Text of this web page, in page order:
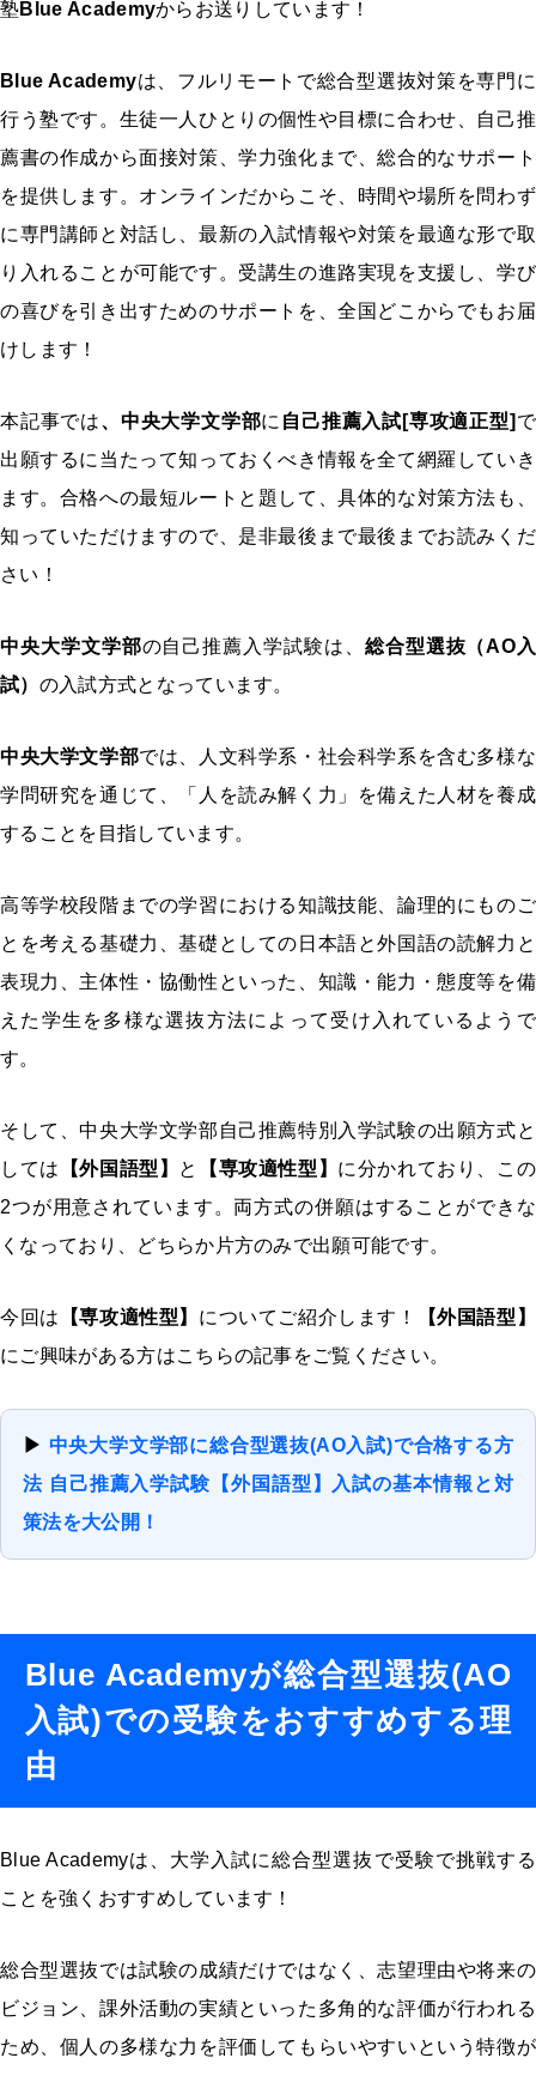
塾Blue Academyからお送りしています！
Blue Academyは、フルリモートで総合型選抜対策を専門に
行う塾です。生徒一人ひとりの個性や目標に合わせ、自己推
薦書の作成から面接対策、学力強化まで、総合的なサポート
を提供します。オンラインだからこそ、時間や場所を問わず
に専門講師と対話し、最新の入試情報や対策を最適な形で取
り入れることが可能です。受講生の進路実現を支援し、学び
の喜びを引き出すためのサポートを、全国どこからでもお届
けします！
本記事では、中央大学文学部に 自己推薦入試[専攻適正型] で
出願するに当たって知っておくべき情報を全て網羅していき
ます。合格への最短ルートと題して、具体的な対策方法も、
知っていただけますので、是非最後まで最後までお読みくだ
さい！
中央大学文学部の自己推薦入学試験は、 総合型選抜（AO入
試） の入試方式となっています。
中央大学文学部では、人文科学系・社会科学系を含む多様な
学問研究を通じて、「人を読み解く力」を備えた人材を養成
することを目指しています。
高等学校段階までの学習における知識技能、論理的にものご
とを考える基礎力、基礎としての日本語と外国語の読解力と
表現力、主体性・協働性といった、知識・能力・態度等を備
えた学生を多様な選抜方法によって受け入れているようで
す。
そして、中央大学文学部自己推薦特別入学試験の出願方式と
しては
【外国語型】 と 【専攻適性型】 に分かれており、この
2つが用意されています。両方式の併願はすることができな
くなっており、どちらか片方のみで出願可能です。
今回は 【専攻適性型】 についてご紹介します！
【外国語型】
にご興味がある方はこちらの記事をご覧ください。
▶ 中央大学文学部に総合型選抜(AO入試)で合格する方
法 自己推薦入学試験【外国語型】入試の基本情報と対
策法を大公開！
Blue Academyが総合型選抜(AO
入試)での受験をおすすめする理
由
Blue Academyは、大学入試に総合型選抜で受験で挑戦する
ことを強くおすすめしています！
総合型選抜では試験の成績だけではなく、志望理由や将来の
ビジョン、課外活動の実績といった多角的な評価が行われる
ため、個人の多様な力を評価してもらいやすいという特徴が